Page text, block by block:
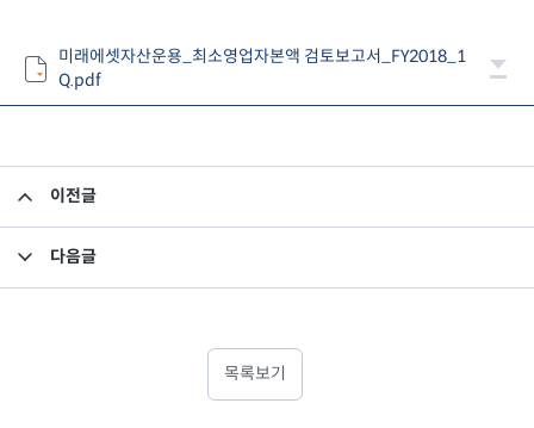
미래에셋자산운용_최소영업자본액 검토보고서_FY2018_1
Q.pdf
이전글
다음글
목록보기